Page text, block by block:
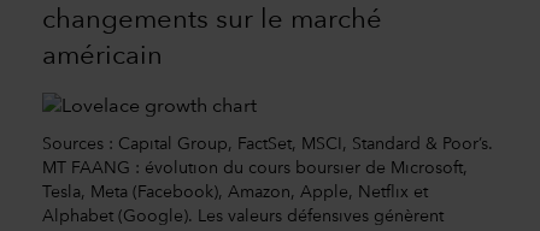
changements sur le marché
américain
Sources : Capital Group, FactSet, MSCI, Standard & Poor’s.
MT FAANG : évolution du cours boursier de Microsoft,
Tesla, Meta (Facebook), Amazon, Apple, Netflix et
Alphabet (Google). Les valeurs défensives génèrent